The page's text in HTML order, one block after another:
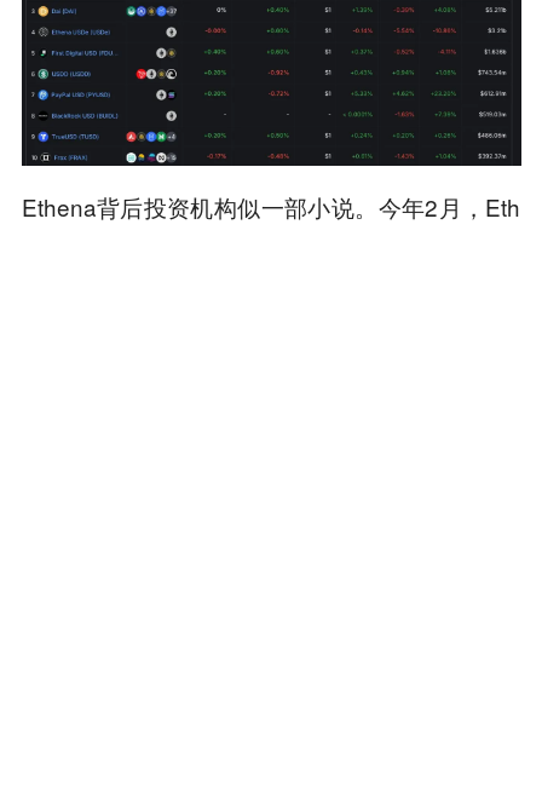
Ethena背后投资机构似一部小说。今年2月，Eth